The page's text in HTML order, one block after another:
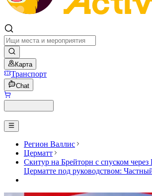
Карта
Транспорт
Chat
Регион Валлис
Церматт
Скитур на Брейторн с спуском
Церматте под руководством: